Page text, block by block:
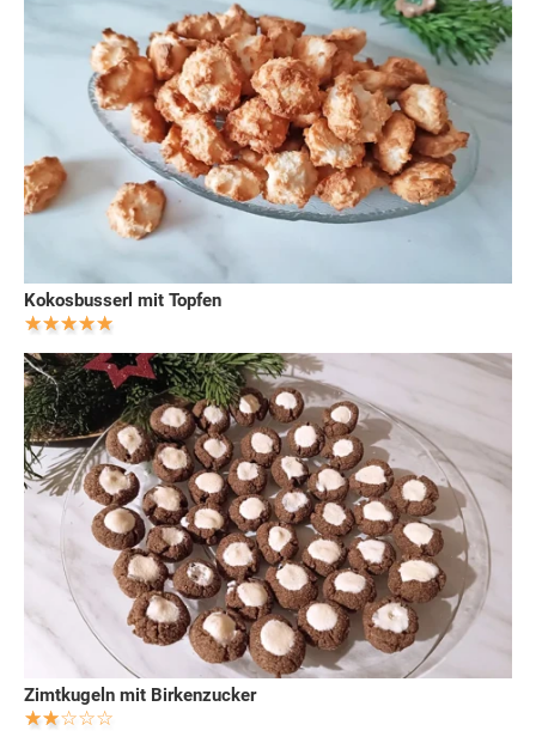
Kokosbusserl mit Topfen
Zimtkugeln mit Birkenzucker